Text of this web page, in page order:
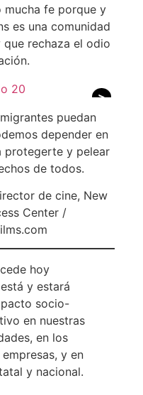
mucha fe porque y
es una comunidad
rechaza el odio
>
puedan
depender en
protegerte y pelear
de todos.
de cine, New
Center /
hoy
y estará
socio-
en nuestras
en los
y en
y nacional.